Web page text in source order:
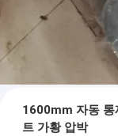
1600mm 자동 통
트 가황 압박